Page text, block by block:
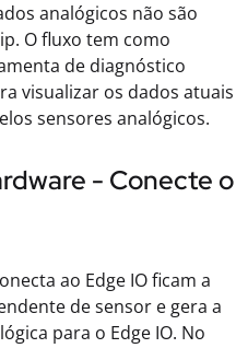
analógicos não são
O fluxo tem como
de diagnóstico
visualizar os dados atuais
sensores analógicos.
- Conecte o
ao Edge IO ficam a
de sensor e gera a
para o Edge IO. No